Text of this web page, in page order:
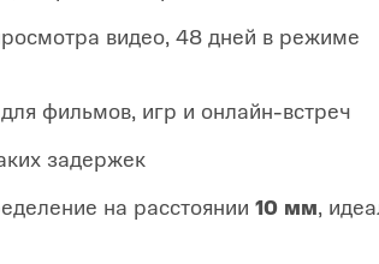
видео, 48 дней в режиме
фильмов, игр и онлайн-встреч
задержек
на расстоянии 10 мм,